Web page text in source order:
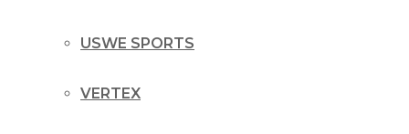
USWE SPORTS
VERTEX